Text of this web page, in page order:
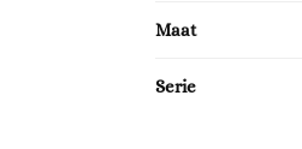
Maat
Serie